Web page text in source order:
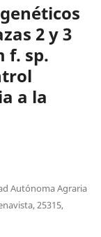
2 y 3
f. sp.
a la
Autónoma Agraria
25315,